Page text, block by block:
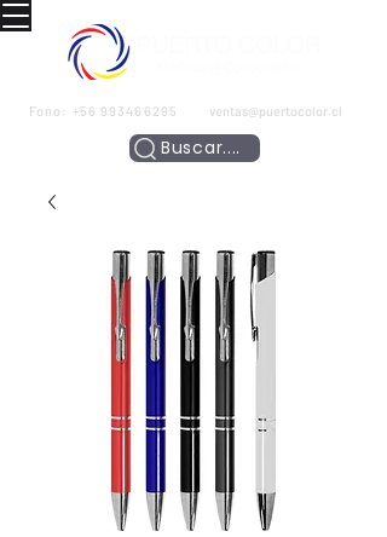
Fono: +56 993466295 ventas@puertocolor.cl
Buscar....